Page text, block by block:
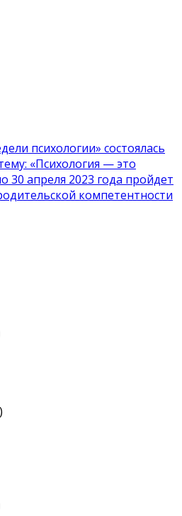
психологии» состоялась
«Психология — это
30 апреля 2023 года пройдет
компетентности